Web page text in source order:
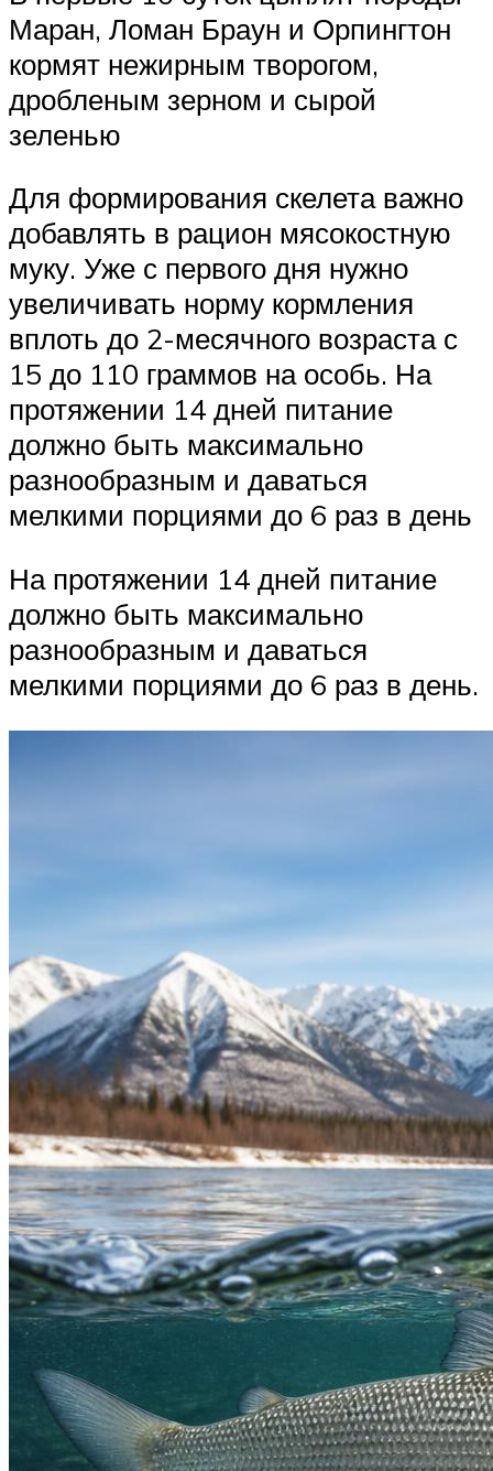
Маран, Ломан Браун и Орпингтон
кормят нежирным творогом,
дробленым зерном и сырой
зеленью
Для формирования скелета важно
добавлять в рацион мясокостную
муку. Уже с первого дня нужно
увеличивать норму кормления
вплоть до 2-месячного возраста с
15 до 110 граммов на особь. На
протяжении 14 дней питание
должно быть максимально
разнообразным и даваться
мелкими порциями до 6 раз в день
На протяжении 14 дней питание
должно быть максимально
разнообразным и даваться
мелкими порциями до 6 раз в день.